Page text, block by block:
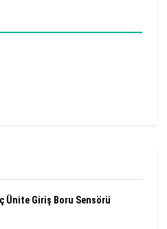
Ünite Giriş Boru Sensörü